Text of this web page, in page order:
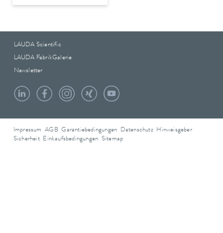
LAUDA Scientific
LAUDA FabrikGalerie
Newsletter
Impressum AGB Garantiebedingungen Datenschutz
Hinweisgeber
Sicherheit
Einkaufsbedingungen Sitemap